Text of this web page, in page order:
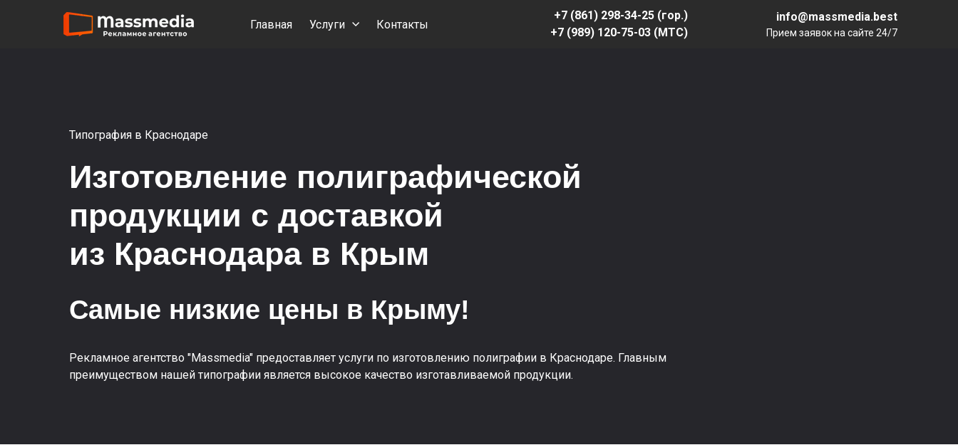
Главная Услуги Контакты
+7 (861) 298-34-25 (гор.)
+7 (989) 120-75-03 (МТС)
info@massmedia.best
Прием заявок на сайте 24/7
Типография в Краснодаре
Изготовление полиграфической
продукции с доставкой
из Краснодара в Крым
Самые низкие цены в Крыму!
Рекламное агентство "Massmedia" предоставляет услуги по изготовлению полиграфии в Краснодаре. Главным
преимуществом нашей типографии является высокое качество изготавливаемой продукции.